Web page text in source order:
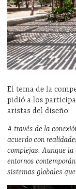
El tema de la
pidió a los
aristas del diseño:
A través de la
acuerdo con
complejas. Aunque
entornos
sistemas globales